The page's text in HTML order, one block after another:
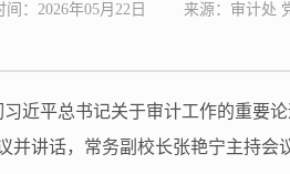
间：2026年05月22日 来源：审计处
近平总书记关于审计工作的重要
讲话，常务副校长张艳宁主持会